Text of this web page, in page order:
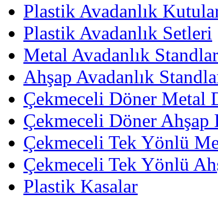
Plastik Avadanlık
Plastik Avadanlık Setleri
Metal Avadanlık
Ahşap Avadanlık
Çekmeceli Döner Metal
Çekmeceli Döner Ahşap
Çekmeceli Tek Yönlü
Çekmeceli Tek Yönlü
Plastik Kasalar